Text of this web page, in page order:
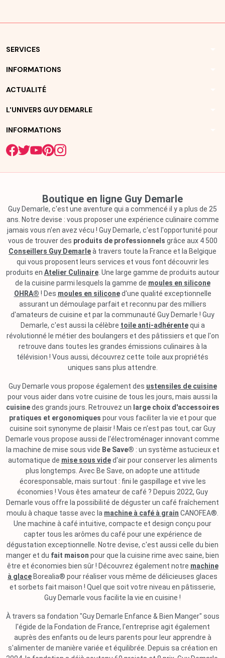
SERVICES
INFORMATIONS
ACTUALITÉ
L'UNIVERS GUY DEMARLE
INFORMATIONS
Boutique en ligne Guy Demarle
Guy Demarle, c'est une aventure qui a commencé il y a plus de 25
ans. Notre devise : vous proposer une expérience culinaire comme
jamais vous n'en avez vécu ! Guy Demarle, c'est l'opportunité pour
vous de trouver des produits de professionnels grâce aux 4 500
Conseillers Guy Demarleà travers toute la France et la Belgique
qui vous proposent leurs services et vous font découvrir les
produits en Atelier Culinaire. Une large gamme de produits autour
de la cuisine parmi lesquels la gamme de moules en silicone
OHRA® ! Des moules en siliconed'une qualité exceptionnelle
assurant un démoulage parfait et reconnu par des milliers
d'amateurs de cuisine et par la communauté Guy Demarle ! Guy
Demarle, c'est aussi la célèbre toile anti-adhérentequi a
révolutionné le métier des boulangers et des pâtissiers et que l'on
retrouve dans toutes les grandes émissions culinaires à la
télévision ! Vous aussi, découvrez cette toile aux propriétés
uniques sans plus attendre.
Guy Demarle vous propose également des ustensiles de cuisine
pour vous aider dans votre cuisine de tous les jours, mais aussi la
cuisinedes grands jours. Retrouvez un large choix d'accessoires
pratiques et ergonomiques pour vous faciliter la vie et pour que
cuisine soit synonyme de plaisir ! Mais ce n'est pas tout, car Guy
Demarle vous propose aussi de l'électroménager innovant comme
la machine de mise sous vide Be Save® : un système astucieux et
automatique de mise sous vided'air pour conserver les aliments
plus longtemps. Avec Be Save, on adopte une attitude
écoresponsable, mais surtout : fini le gaspillage et vive les
économies ! Vous êtes amateur de café ? Depuis 2022, Guy
Demarle vous offre la possibilité de déguster un café fraîchement
moulu à chaque tasse avec la machine à café à grain CANOFEA®.
Une machine à café intuitive, compacte et design conçu pour
capter tous les arômes du café pour une expérience de
dégustation exceptionnelle. Notre devise, c'est aussi celle du bien
manger et du fait maison pour que la cuisine rime avec saine, bien
être et économies bien sûr ! Découvrez également notre machine
à glace Borealia® pour réaliser vous même de délicieuses glaces
et sorbets fait maison ! Quel que soit votre niveau en pâtisserie,
Guy Demarle vous facilite la vie en cuisine !
À travers sa fondation "Guy Demarle Enfance & Bien Manger" sous
l'égide de la Fondation de France, l'entreprise agit également
auprès des enfants ou de leurs parents pour leur apprendre à
s'alimenter de manière variée et équilibrée. Depuis sa création en